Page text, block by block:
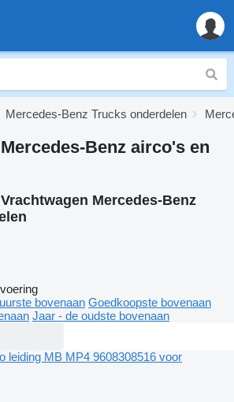
Mercedes-Benz Trucks onderdelen
Benz airco's en
Vrachtwagen Mercedes-Benz
bovenaan Goedkoopste bovenaan
Jaar - de oudste bovenaan